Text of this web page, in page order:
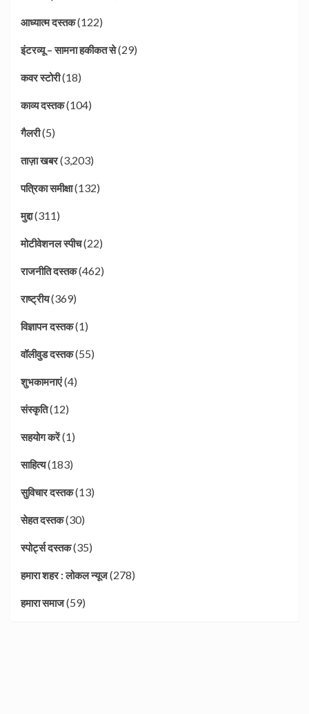
आध्यात्म दस्तक(122)
इंटरव्यू – सामना हकीकत से(29)
कवर स्टोरी(18)
काव्य दस्तक(104)
गैलरी(5)
ताज़ा खबर(3,203)
पत्रिका समीक्षा(132)
मुद्दा(311)
मोटीवेशनल स्पीच(22)
राजनीति दस्तक(462)
राष्ट्रीय(369)
विज्ञापन दस्तक(1)
वॉलीवुड दस्तक(55)
शुभकामनाएं(4)
संस्कृति(12)
सहयोग करें(1)
साहित्य(183)
सुविचार दस्तक(13)
सेहत दस्तक(30)
स्पोर्ट्स दस्तक(35)
हमारा शहर : लोकल न्यूज(278)
हमारा समाज(59)